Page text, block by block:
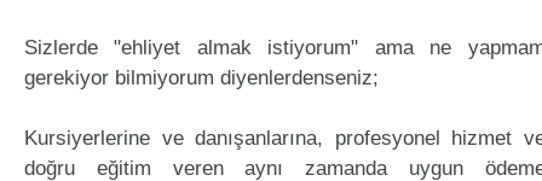
Sizlerde "ehliyet almak istiyorum" ama ne
gerekiyor bilmiyorum diyenlerdenseniz;
Kursiyerlerine ve danışanlarına, profesyonel hizmet
doğru eğitim veren aynı zamanda uygun